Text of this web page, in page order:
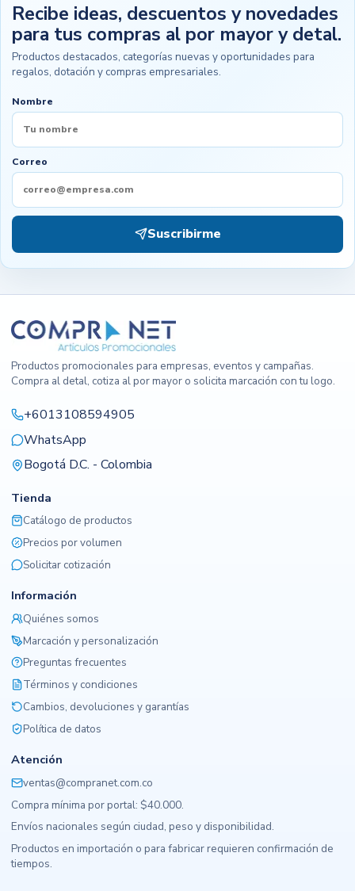
Recibe ideas, descuentos y novedades
para tus compras al por mayor y detal.
Productos destacados, categorías nuevas y oportunidades para
regalos, dotación y compras empresariales.
Nombre
Correo
Suscribirme
Productos promocionales para empresas, eventos y campañas.
Compra al detal, cotiza al por mayor o solicita marcación con tu logo.
+6013108594905
WhatsApp
Bogotá D.C. - Colombia
Tienda
Catálogo de productos
Precios por volumen
Solicitar cotización
Información
Quiénes somos
Marcación y personalización
Preguntas frecuentes
Términos y condiciones
Cambios, devoluciones y garantías
Política de datos
Atención
ventas@compranet.com.co
Compra mínima por portal: $40.000.
Envíos nacionales según ciudad, peso y disponibilidad.
Productos en importación o para fabricar requieren confirmación de
tiempos.